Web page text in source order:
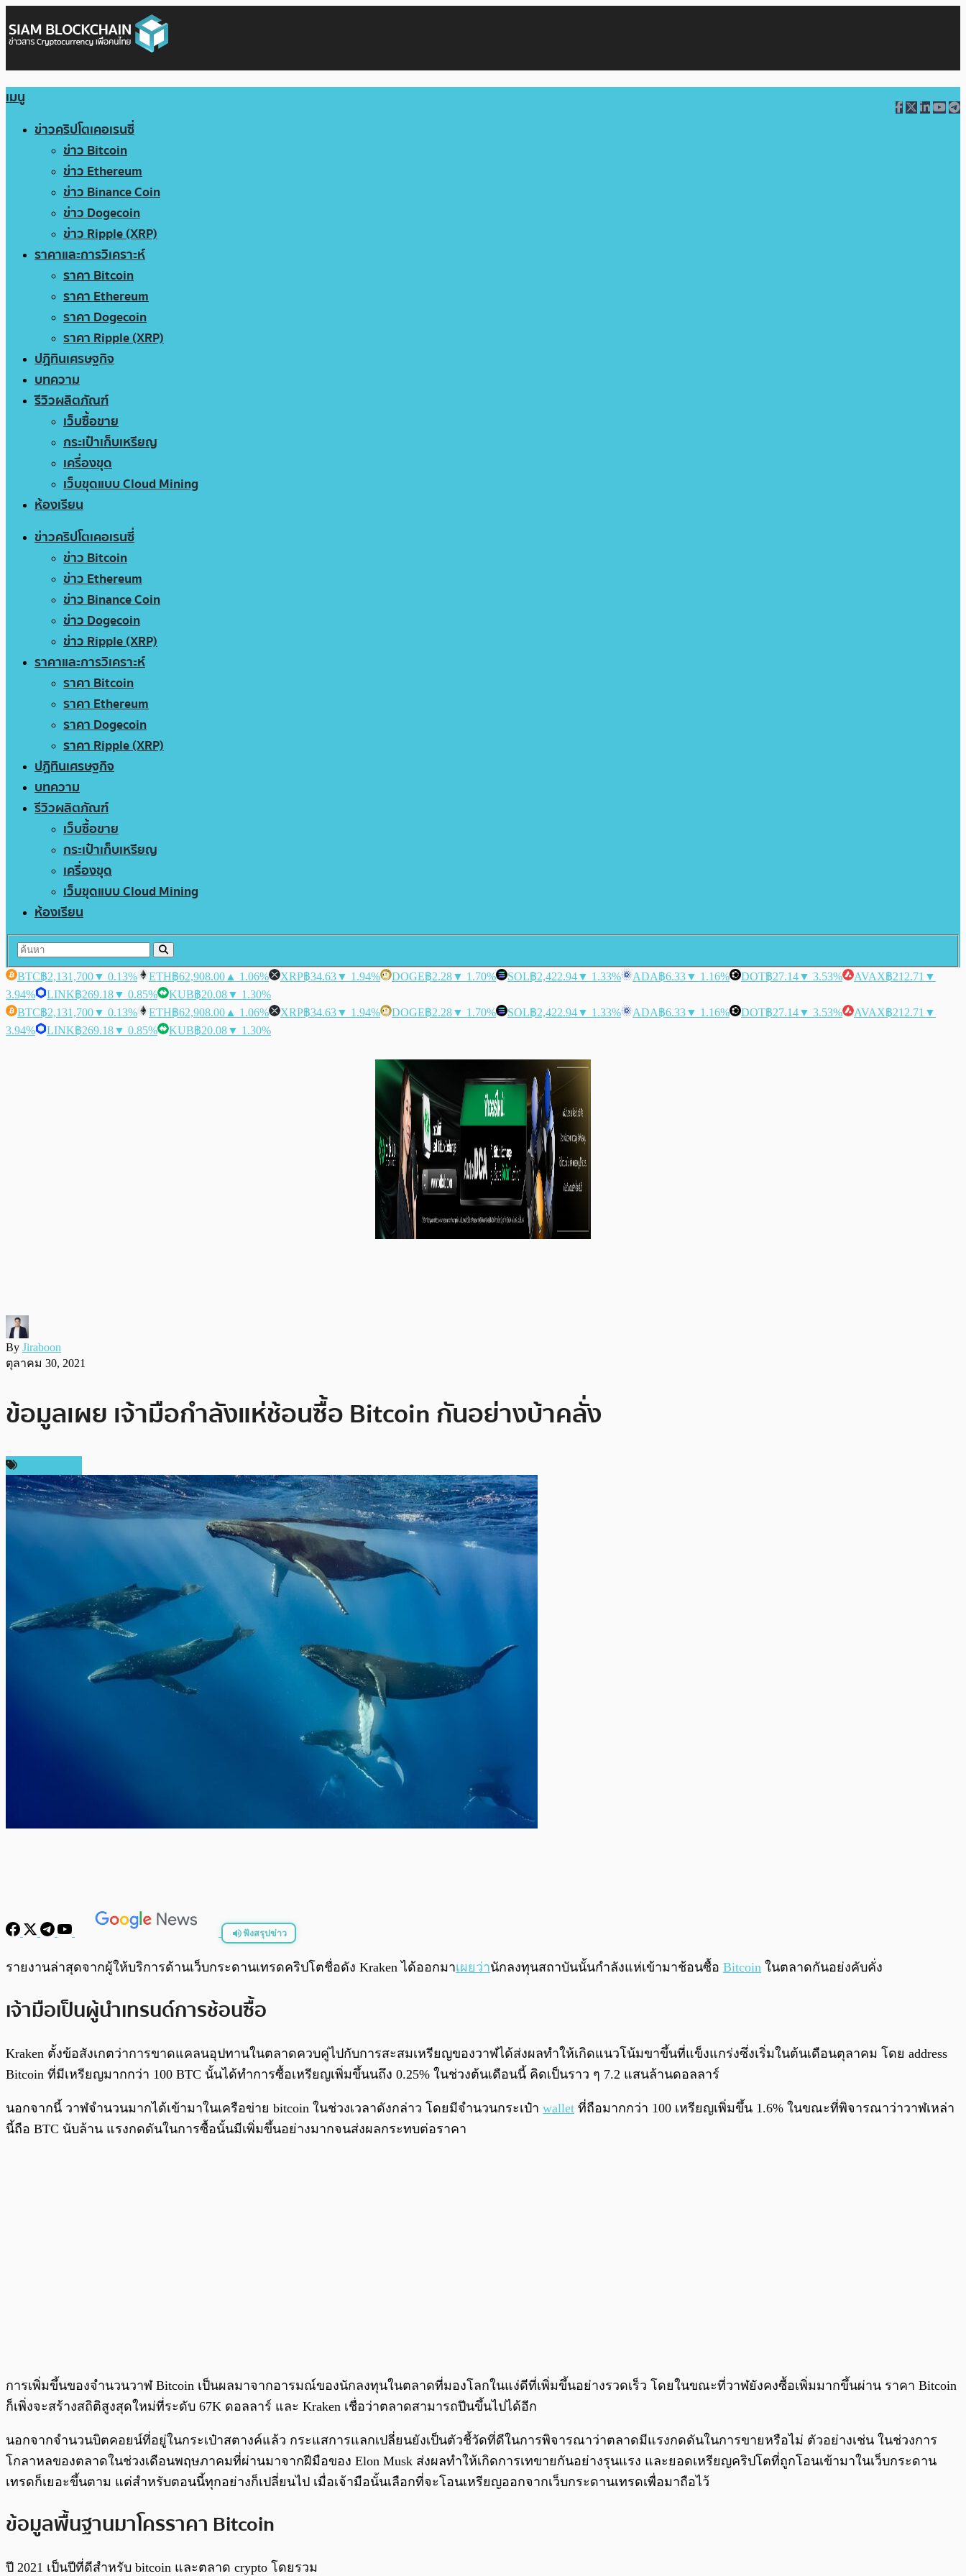
เมนู
ข่าวคริปโตเคอเรนซี่
ข่าว Bitcoin
ข่าว Ethereum
ข่าว Binance Coin
ข่าว Dogecoin
ข่าว Ripple (XRP)
ราคาและการวิเคราะห์
ราคา Bitcoin
ราคา Ethereum
ราคา Dogecoin
ราคา Ripple (XRP)
ปฏิทินเศรษฐกิจ
บทความ
รีวิวผลิตภัณฑ์
เว็บซื้อขาย
กระเป๋าเก็บเหรียญ
เครื่องขุด
เว็บขุดแบบ Cloud Mining
ห้องเรียน
ข่าวคริปโตเคอเรนซี่
ข่าว Bitcoin
ข่าว Ethereum
ข่าว Binance Coin
ข่าว Dogecoin
ข่าว Ripple (XRP)
ราคาและการวิเคราะห์
ราคา Bitcoin
ราคา Ethereum
ราคา Dogecoin
ราคา Ripple (XRP)
ปฏิทินเศรษฐกิจ
บทความ
รีวิวผลิตภัณฑ์
เว็บซื้อขาย
กระเป๋าเก็บเหรียญ
เครื่องขุด
เว็บขุดแบบ Cloud Mining
ห้องเรียน
BTC฿2,131,700▼ 0.13% ETH฿62,908.00 ▲ 1.06% XRP฿34.63▼ 1.94% DOGE฿2.28▼ 1.70% SOL฿2,422.94▼ 1.33% ADA฿6.33▼ 1.16% DOT฿27.14▼ 3.53% AVAX฿212.71 ▼
3.94%
LINK฿269.18▼ 0.85% KUB฿20.08▼ 1.30%
BTC฿2,131,700▼ 0.13% ETH฿62,908.00 ▲ 1.06% XRP฿34.63▼ 1.94% DOGE฿2.28▼ 1.70% SOL฿2,422.94▼ 1.33% ADA฿6.33▼ 1.16% DOT฿27.14▼ 3.53% AVAX฿212.71 ▼
3.94%
LINK฿269.18▼ 0.85% KUB฿20.08▼ 1.30%
By Jiraboon
ตุลาคม 30, 2021
ข้อมูลเผย เจ้ามือกำลังแห่ช้อนซื้อ Bitcoin กันอย่างบ้าคลั่ง
ฟังสรุปข่าว
พร้อมเล่น 0:00
รายงานล่าสุดจากผู้ให้บริการด้านเว็บกระดานเทรดคริปโตชื่อดัง Kraken ได้ออกมาเผยว่านักลงทุนสถาบันนั้นกำลังแห่เข้ามาช้อนซื้อ Bitcoin ในตลาดกันอย่งคับคั่ง
เจ้ามือเป็นผู้นำเทรนด์การช้อนซื้อ
Kraken ตั้งข้อสังเกตว่าการขาดแคลนอุปทานในตลาดควบคู่ไปกับการสะสมเหรียญของวาฬได้ส่งผลทำให้เกิดแนวโน้มขาขึ้นที่แข็งแกร่งซึ่งเริ่มในต้นเดือนตุลาคม โดย address
Bitcoin ที่มีเหรียญมากกว่า 100 BTC นั้นได้ทำการซื้อเหรียญเพิ่มขึ้นนถึง 0.25% ในช่วงต้นเดือนนี้ คิดเป็นราว ๆ 7.2 แสนล้านดอลลาร์
นอกจากนี้ วาฬจำนวนมากได้เข้ามาในเครือข่าย bitcoin ในช่วงเวลาดังกล่าว โดยมีจำนวนกระเป๋า wallet ที่ถือมากกว่า 100 เหรียญเพิ่มขึ้น 1.6% ในขณะที่พิจารณาว่าวาฬเหล่า
นี้ถือ BTC นับล้าน แรงกดดันในการซื้อนั้นมีเพิ่มขึ้นอย่างมากจนส่งผลกระทบต่อราคา
การเพิ่มขึ้นของจำนวนวาฬ Bitcoin เป็นผลมาจากอารมณ์ของนักลงทุนในตลาดที่มองโลกในแง่ดีที่เพิ่มขึ้นอย่างรวดเร็ว โดยในขณะที่วาฬยังคงซื้อเพิ่มมากขึ้นผ่าน ราคา Bitcoin
ก็เพิ่งจะสร้างสถิติสูงสุดใหม่ที่ระดับ 67K ดอลลาร์ และ Kraken เชื่อว่าตลาดสามารถปีนขึ้นไปได้อีก
นอกจากจำนวนบิตคอยน์ที่อยู่ในกระเป๋าสตางค์แล้ว กระแสการแลกเปลี่ยนยังเป็นตัวชี้วัดที่ดีในการพิจารณาว่าตลาดมีแรงกดดันในการขายหรือไม่ ตัวอย่างเช่น ในช่วงการ
โกลาหลของตลาดในช่วงเดือนพฤษภาคมที่ผ่านมาจากฝีมือของ Elon Musk ส่งผลทำให้เกิดการเทขายกันอย่างรุนแรง และยอดเหรียญคริปโตที่ถูกโอนเข้ามาในเว็บกระดาน
เทรดก็เยอะขึ้นตาม แต่สำหรับตอนนี้ทุกอย่างก็เปลี่ยนไป เมื่อเจ้ามือนั้นเลือกที่จะโอนเหรียญออกจากเว็บกระดานเทรดเพื่อมาถือไว้
ข้อมูลพื้นฐานมาโครราคา Bitcoin
ปี 2021 เป็นปีที่ดีสำหรับ bitcoin และตลาด crypto โดยรวม